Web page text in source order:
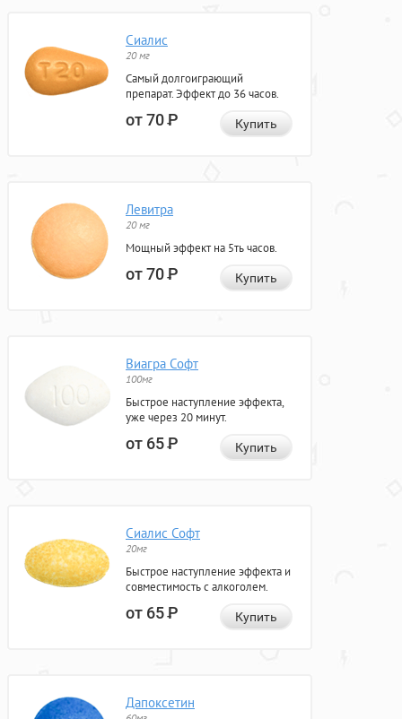
Сиалис
20 мг
Самый долгоиграющий
препарат. Эффект до 36 часов.
от 70Р Купить
Левитра
20 мг
Мощный эффект на 5ть часов.
от 70Р Купить
Виагра Софт
100мг
Быстрое наступление эффекта,
уже через 20 минут.
от 65Р Купить
Сиалис Софт
20мг
Быстрое наступление эффекта и
совместимость с алкоголем.
от 65Р Купить
Дапоксетин